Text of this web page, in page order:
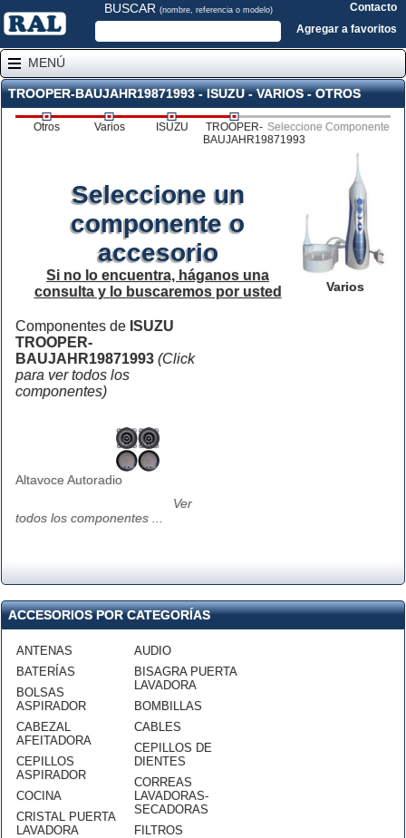
BUSCAR (nombre, referencia o modelo)
Contacto
Agregar a favoritos
MENÚ
TROOPER-BAUJAHR19871993 - ISUZU - VARIOS - OTROS
Otros Varios ISUZU
TROOPER-
BAUJAHR19871993
Seleccione Componente
Varios
Seleccione un
componente o
accesorio
Si no lo encuentra, háganos una
consulta y lo buscaremos por usted
Componentes de ISUZU
TROOPER-
BAUJAHR19871993 (Click
para ver todos los
componentes)
Altavoce Autoradio
Ver
todos los componentes ...
ACCESORIOS POR CATEGORÍAS
ANTENAS
BATERÍAS
BOLSAS
ASPIRADOR
CABEZAL
AFEITADORA
CEPILLOS
ASPIRADOR
COCINA
CRISTAL PUERTA
LAVADORA
AUDIO
BISAGRA PUERTA
LAVADORA
BOMBILLAS
CABLES
CEPILLOS DE
DIENTES
CORREAS
LAVADORAS-
SECADORAS
FILTROS